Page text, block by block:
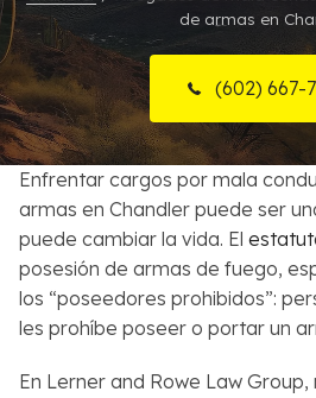
Recursos
Sobre Nosotros
Contactos
English
Buscar
de armas en
(602) 667-
Enfrentar cargos por mala
armas en Chandler puede ser
puede cambiar la vida. El
posesión de armas de fuego,
los “poseedores prohibidos”:
les prohíbe poseer o portar un
En Lerner and Rowe Law Group,